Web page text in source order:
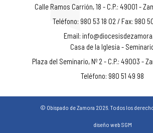
Calle Ramos Carrión, 18 - C.P.: 49001 -
Teléfono: 980 53 18 02 / Fax: 980
Email:
Casa de la Iglesia -
Plaza del Seminario, Nº 2 - C.P.: 49003 -
Teléfono: 980 51 49 98
© Obispado de Zamora 2026. Todos los
diseño web SGM